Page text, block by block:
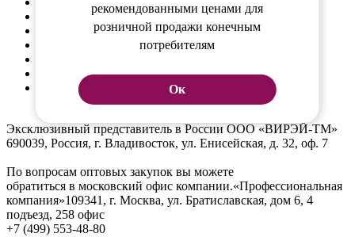
Аксессуары
Брови и ресницы
Инструменты для маникюра / педикюра
Косметология
Подарки
Эксклюзивный представитель в России ООО «ВИРЭЙ-ТМ»
690039, Россия, г. Владивосток, ул. Енисейская, д. 32, оф. 7
По вопросам оптовых закупок вы можете
обратиться в московский офис компании.«Профессиональная
компания»109341, г. Москва, ул. Братиславская, дом 6, 4
подъезд, 258 офис
+7 (499) 553-48-80
рекомендованными ценами для
розничной продажи конечным
потребителям
Ок